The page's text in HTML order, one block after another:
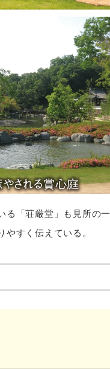
る「荘厳堂」も見所の一
すく伝えている。